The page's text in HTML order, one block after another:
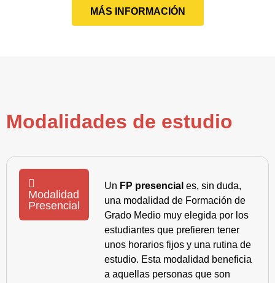
MÁS INFORMACIÓN
Modalidades de estudio
Modalidad
Presencial
Un FP presencial es, sin duda,
una modalidad de Formación de
Grado Medio muy elegida por los
estudiantes que prefieren tener
unos horarios fijos y una rutina de
estudio. Esta modalidad beneficia
a aquellas personas que son